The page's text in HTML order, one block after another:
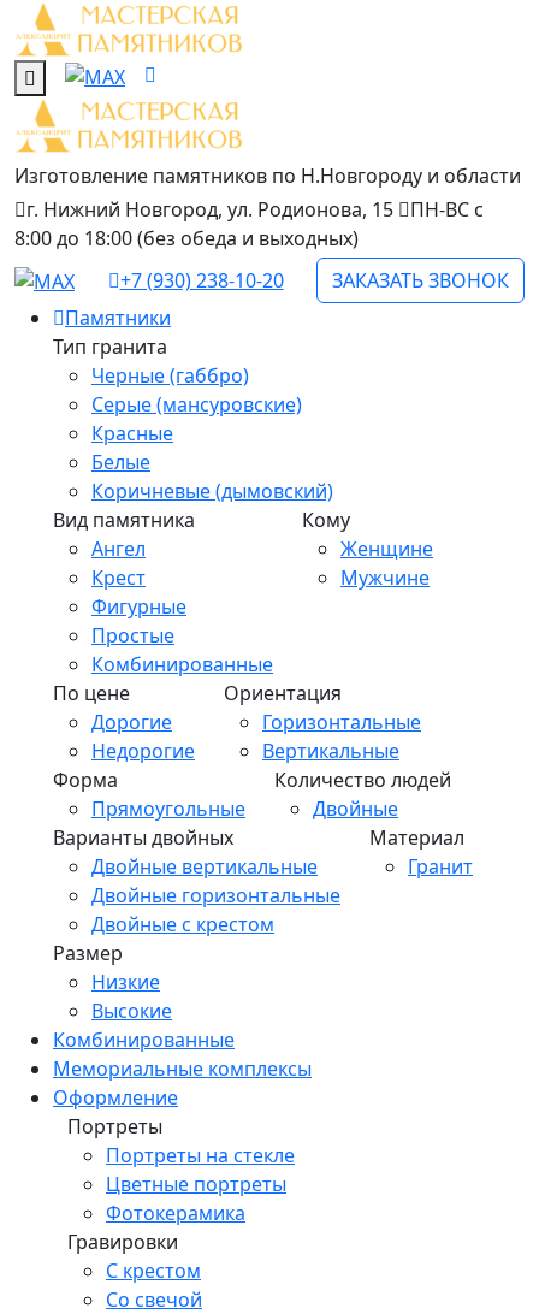
Изготовление памятников по Н.Новгороду и области
г. Нижний Новгород, ул. Родионова, 15
ПН-ВС с
8:00 до 18:00 (без обеда и выходных)
+7 (930) 238-10-20
ЗАКАЗАТЬ ЗВОНОК
Памятники
Тип гранита
Черные (габбро)
Серые (мансуровские)
Красные
Белые
Коричневые (дымовский)
Вид памятника
Ангел
Крест
Фигурные
Простые
Комбинированные
Кому
Женщине
Мужчине
По цене
Дорогие
Недорогие
Ориентация
Горизонтальные
Вертикальные
Форма
Прямоугольные
Количество людей
Двойные
Варианты двойных
Двойные вертикальные
Двойные горизонтальные
Двойные с крестом
Материал
Гранит
Размер
Низкие
Высокие
Комбинированные
Мемориальные комплексы
Оформление
Портреты
Портреты на стекле
Цветные портреты
Фотокерамика
Гравировки
С крестом
Со свечой